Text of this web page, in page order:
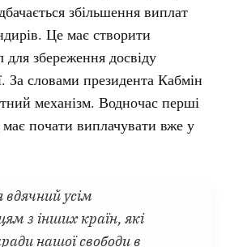
збільшення виплат
Це має створити
для збереження досвіду
За словами президента Кабмін
механізм. Водночас перші
почати виплачувати вже у
вдячний усім
з інших країн, які
нашої свободи в